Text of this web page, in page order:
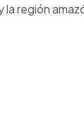
región